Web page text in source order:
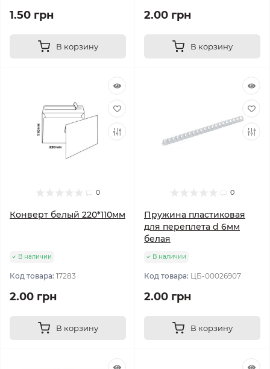
1.50 грн
В корзину
2.00 грн
В корзину
0
Конверт белый 220*110мм
В наличии
Код товара: 17283
2.00 грн
В корзину
0
Пружина пластиковая
для переплета d 6мм
белая
В наличии
Код товара: ЦБ-00026907
2.00 грн
В корзину